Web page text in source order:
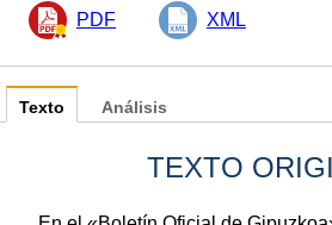
PDF XML
Texto
TEXTO
Análisis